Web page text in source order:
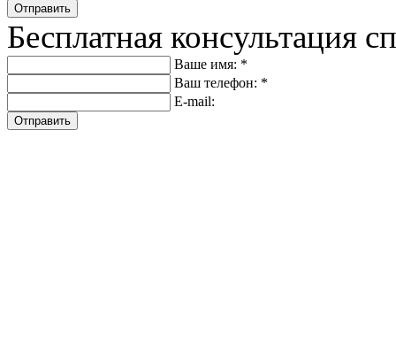
Отправить
Бесплатная консультация
Ваше имя: *
Ваш телефон: *
E-mail:
Отправить